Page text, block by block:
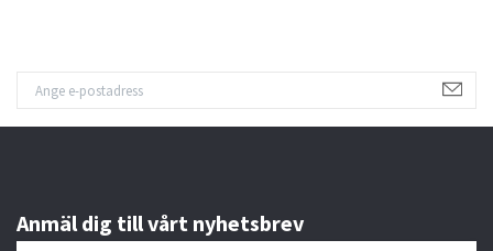
Anmäl dig till vårt nyhetsbrev